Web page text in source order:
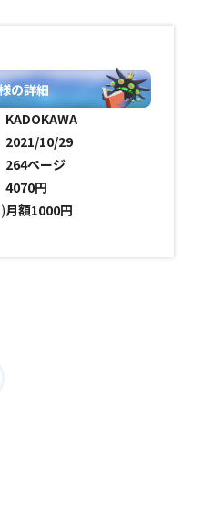
の詳細
KADOKAWA
2021/10/29
264ページ
4070円
月額1000円